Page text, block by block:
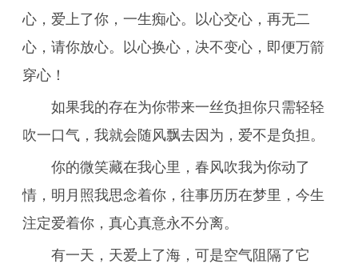
心，爱上了你，一生痴心。以心交心，再无二
心，请你放心。以心换心，决不变心，即便万箭
穿心！
如果我的存在为你带来一丝负担你只需轻轻
吹一口气，我就会随风飘去因为，爱不是负担。
你的微笑藏在我心里，春风吹我为你动了
情，明月照我思念着你，往事历历在梦里，今生
注定爱着你，真心真意永不分离。
有一天，天爱上了海，可是空气阻隔了它